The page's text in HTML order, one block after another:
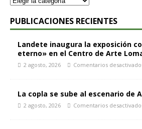
PUBLICACIONES RECIENTES
Landete inaugura la exposición
eterno» en el Centro de Arte
2 agosto, 2026 Comentarios
La copla se sube al escenario de
2 agosto, 2026 Comentarios